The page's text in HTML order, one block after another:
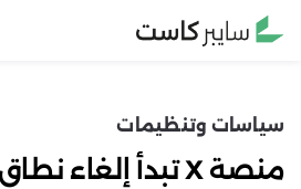
Skip
سياسات وتنظيمات